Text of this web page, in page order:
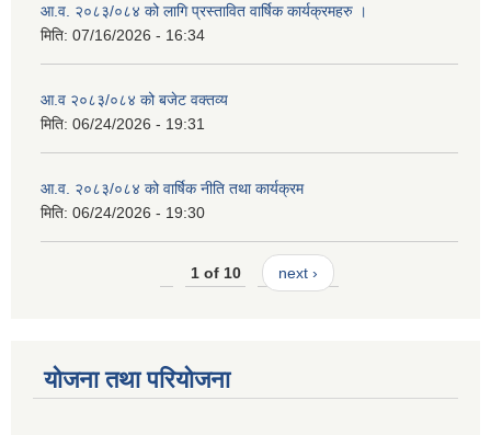
आ.व. २०८३/०८४ को लागि प्रस्तावित वार्षिक कार्यक्रमहरु ।
मिति: 07/16/2026 - 16:34
आ.व २०८३/०८४ को बजेट वक्तव्य
मिति: 06/24/2026 - 19:31
आ.व. २०८३/०८४ को वार्षिक नीति तथा कार्यक्रम
मिति: 06/24/2026 - 19:30
1 of 10 next ›
योजना तथा परियोजना